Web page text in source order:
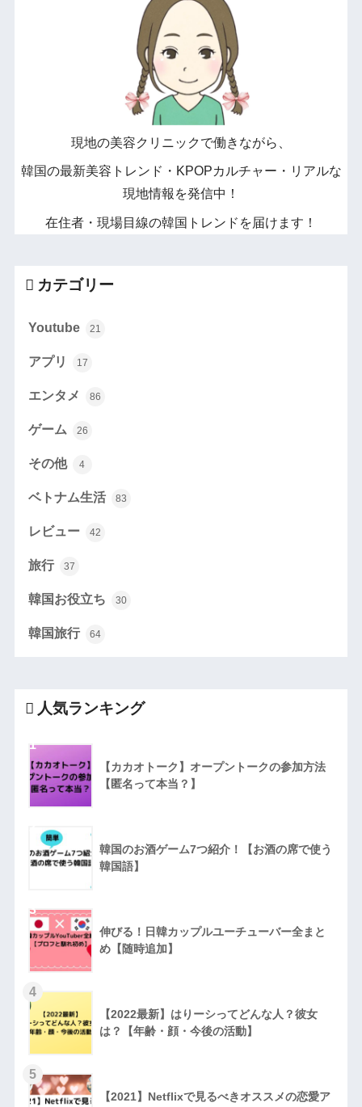
現地の美容クリニックで働きながら、
韓国の最新美容トレンド・KPOPカルチャー・リアルな
現地情報を発信中！
在住者・現場目線の韓国トレンドを届けます！
カテゴリー
Youtube 21
アプリ 17
エンタメ 86
ゲーム 26
その他 4
ベトナム生活 83
レビュー 42
旅行 37
韓国お役立ち 30
韓国旅行 64
人気ランキング
1
【カカオトーク】オープントークの参加方法
【匿名って本当？】
韓国のお酒ゲーム7つ紹介！【お酒の席で使う
韓国語】
3
伸びる！日韓カップルユーチューバー全まと
め【随時追加】
4
【2022最新】はりーシってどんな人？彼女
は？【年齢・顔・今後の活動】
5
【2021】Netflixで見るべきオススメの恋愛ア